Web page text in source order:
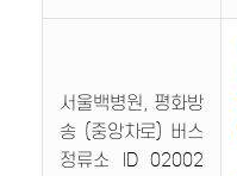
서울백병원, 평화방
송 (중앙차로) 버스
정류소 ID 02002